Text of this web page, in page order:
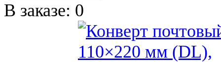
В заказе: 0